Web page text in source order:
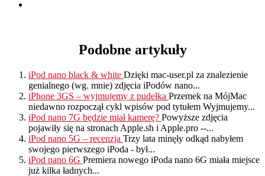
Podobne artykuły
iPod nano black & white Dzięki mac-user.pl za znalezienie
genialnego (wg. mnie) zdjęcia iPodów nano...
iPhone 3GS – wyjmujemy z pudełka Przemek na MójMac
niedawno rozpoczął cykl wpisów pod tytułem Wyjmujemy...
iPod nano 7G będzie miał kamerę? Powyższe zdjęcia
pojawiły się na stronach Apple.sh i Apple.pro --...
iPod nano 5G – recenzja Trzy lata minęły odkąd nabyłem
swojego pierwszego iPoda - był...
iPod nano 6G Premiera nowego iPoda nano 6G miała miejsce
już kilka ładnych...